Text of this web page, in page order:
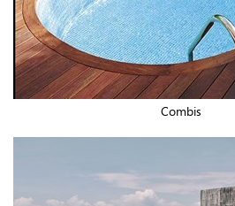
Combis